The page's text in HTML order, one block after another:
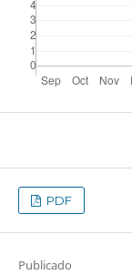
PDF
Publicado